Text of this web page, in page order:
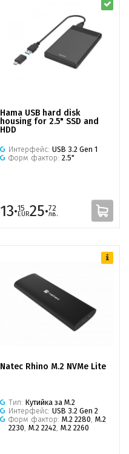
Hama USB hard disk
housing for 2.5" SSD and
HDD
Интерфейс: USB 3.2 Gen 1
Форм фактор: 2.5"
13·15
EUR25·72
лв.
Natec Rhino M.2 NVMe Lite
Тип: Кутийка за M.2
Интерфейс: USB 3.2 Gen 2
Форм фактор: M.2 2280, M.2
2230, M.2 2242, M.2 2260